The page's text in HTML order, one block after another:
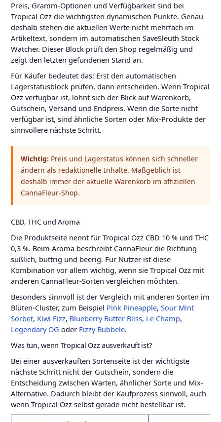
Preis, Gramm-Optionen und Verfügbarkeit sind bei
Tropical Ozz die wichtigsten dynamischen Punkte. Genau
deshalb stehen die aktuellen Werte nicht mehrfach im
Artikeltext, sondern im automatischen SaveSleuth Stock
Watcher. Dieser Block prüft den Shop regelmäßig und
zeigt den letzten gefundenen Stand an.
Für Käufer bedeutet das: Erst den automatischen
Lagerstatusblock prüfen, dann entscheiden. Wenn Tropical
Ozz verfügbar ist, lohnt sich der Blick auf Warenkorb,
Gutschein, Versand und Endpreis. Wenn die Sorte nicht
verfügbar ist, sind ähnliche Sorten oder Mix-Produkte der
sinnvollere nächste Schritt.
Wichtig: Preis und Lagerstatus können sich schneller
ändern als redaktionelle Inhalte. Maßgeblich ist
deshalb immer der aktuelle Warenkorb im offiziellen
CannaFleur-Shop.
CBD, THC und Aroma
Die Produktseite nennt für Tropical Ozz CBD 10 % und THC
0,3 %. Beim Aroma beschreibt CannaFleur die Richtung
süßlich, buttrig und beerig. Für Nutzer ist diese
Kombination vor allem wichtig, wenn sie Tropical Ozz mit
anderen CannaFleur-Sorten vergleichen möchten.
Besonders sinnvoll ist der Vergleich mit anderen Sorten im
Blüten-Cluster, zum Beispiel Pink Pineapple, Sour Mint
Sorbet, Kiwi Fizz, Blueberry Butter Bliss, Le Champ,
Legendary OG oder Fizzy Bubbele.
Was tun, wenn Tropical Ozz ausverkauft ist?
Bei einer ausverkauften Sortenseite ist der wichtigste
nächste Schritt nicht der Gutschein, sondern die
Entscheidung zwischen Warten, ähnlicher Sorte und Mix-
Alternative. Dadurch bleibt der Kaufprozess sinnvoll, auch
wenn Tropical Ozz selbst gerade nicht bestellbar ist.